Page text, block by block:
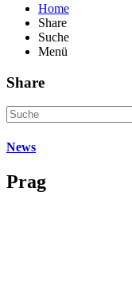
Home
Share
Suche
Menü
Share
News
Prag